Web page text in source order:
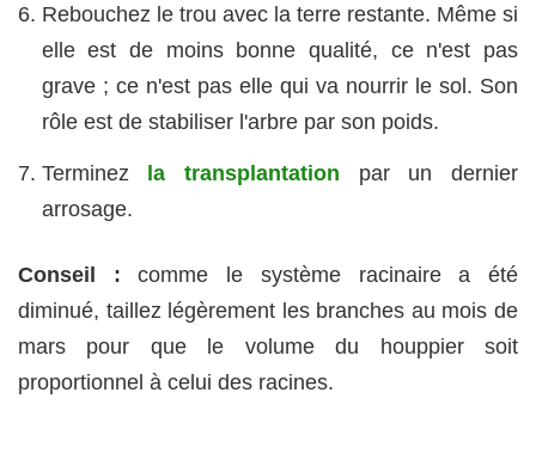
Rebouchez le trou avec la terre restante. Même si
elle est de moins bonne qualité, ce n'est pas
grave ; ce n'est pas elle qui va nourrir le sol. Son
rôle est de stabiliser l'arbre par son poids.
Terminez la transplantation par un dernier
arrosage.
Conseil : comme le système racinaire a été
diminué, taillez légèrement les branches au mois de
mars pour que le volume du houppier soit
proportionnel à celui des racines.